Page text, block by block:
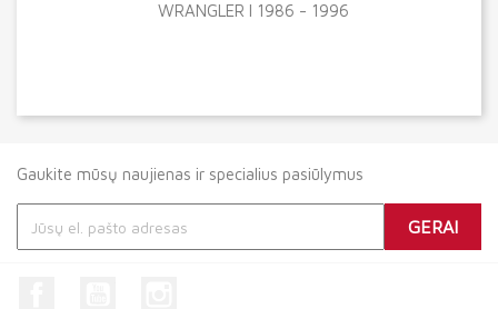
WRANGLER I 1986 - 1996
Gaukite mūsų naujienas ir specialius pasiūlymus